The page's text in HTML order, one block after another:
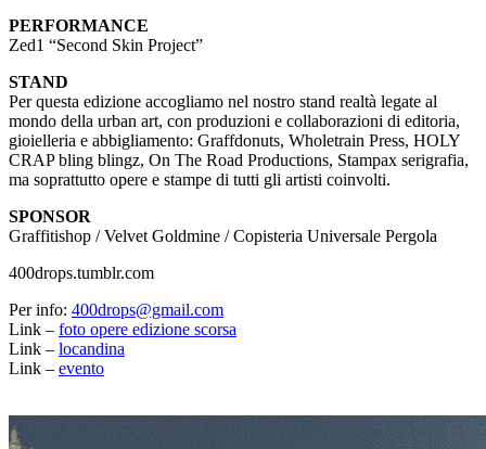
PERFORMANCE
Zed1 “Second Skin Project”
STAND
Per questa edizione accogliamo nel nostro stand realtà legate al
mondo della urban art, con produzioni e collaborazioni di editoria,
gioielleria e abbigliamento: Graffdonuts, Wholetrain Press, HOLY
CRAP bling blingz, On The Road Productions, Stampax serigrafia,
ma soprattutto opere e stampe di tutti gli artisti coinvolti.
SPONSOR
Graffitishop / Velvet Goldmine / Copisteria Universale Pergola
400drops.tumblr.com
Per info: 400drops@gmail.com
Link – foto opere edizione scorsa
Link – locandina
Link – evento